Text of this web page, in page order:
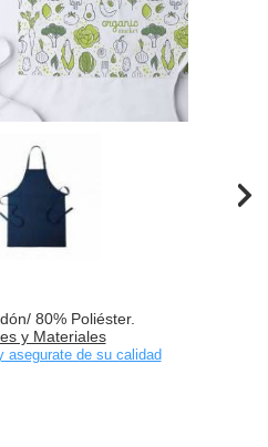
80% Poliéster.
y Materiales
asegurate de su calidad